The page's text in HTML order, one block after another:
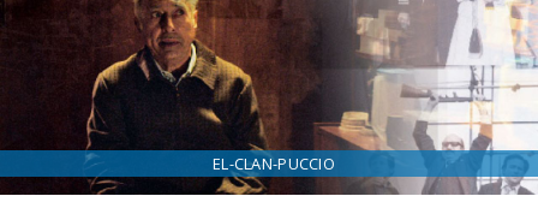
EL-CLAN-PUCCIO